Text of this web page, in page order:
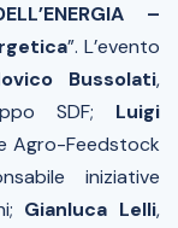
–
”. L’evento
Bussolati,
SDF; Luigi
Agro-Feedstock
iniziative
Gianluca Lelli,